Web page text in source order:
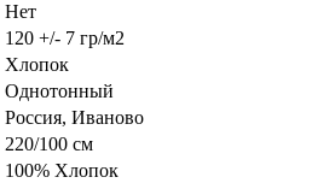
Нет
120 +/- 7 гр/м2
Хлопок
Однотонный
Россия, Иваново
220/100 см
100% Хлопок